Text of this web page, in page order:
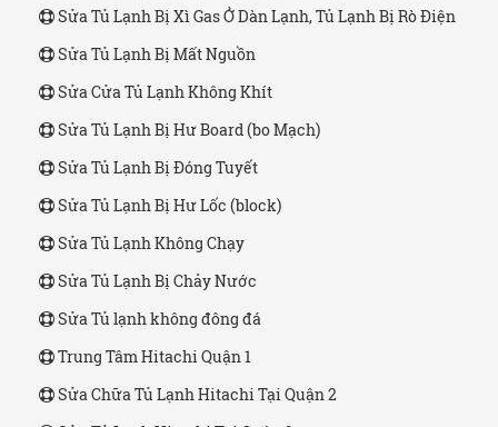
Sửa Tủ Lạnh Bị Xì Gas Ở Dàn Lạnh, Tủ Lạnh Bị Rò Điện
Sửa Tủ Lạnh Bị Mất Nguồn
Sửa Cửa Tủ Lạnh Không Khít
Sửa Tủ Lạnh Bị Hư Board (bo Mạch)
Sửa Tủ Lạnh Bị Đóng Tuyết
Sửa Tủ Lạnh Bị Hư Lốc (block)
Sửa Tủ Lạnh Không Chạy
Sửa Tủ Lạnh Bị Chảy Nước
Sửa Tủ lạnh không đông đá
Trung Tâm Hitachi Quận 1
Sửa Chữa Tủ Lạnh Hitachi Tại Quận 2